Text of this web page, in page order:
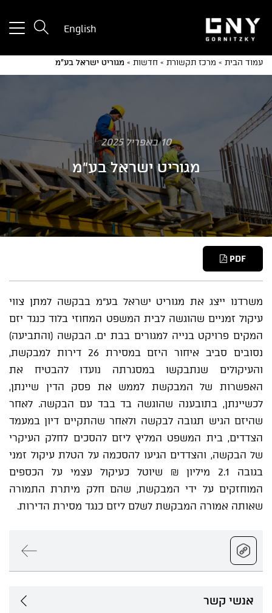
English
עמוד הבית » מרכז תקשורת » חדשות » מגוריט ישראל בע”מ
10 באפריל 2025
מגוריט ישראל בע"מ
PDF
משרדנו ייצג את מגוריט ישראל בע"מ בבקשה למתן צווי
עיקול זמניים שהוגשה לבית המשפט המחוזי בלוד כנגד יזם
המקים פרויקט בנייה למגורים בבת ים. הבקשה (והתביעה)
נסובים סביב איחור היזם במסירת 26 דירות למבקשת,
והעיקולים שנתבקשו במסגרתה נועדו להבטיח את
האפשרות של המבקשת לממש את פסק הדין שיינתן,
לכשיינתן, בתובענה שהוגשה בד בבד עם הבקשה. לאחר
שהיזם הגיש תגובה לבקשה ולאחר שהתקיים דיון במעמד
הצדדים, בית המשפט המליץ ליזם להסכים לחלק העיקרי
של הבקשה, והצדדים הגיעו להסכמה על הטלת עיקול זמני
בגובה 2.1 מיליון ₪ שיוטל כעיקול עצמי על הכספים
המוחזקים על ידי המבקשת, שהם חלק מיתרת התמורה
שאותה אמורה המבקשת לשלם ליזם כנגד מסירת הדירות.
אנשי קשר